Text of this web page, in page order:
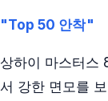
"Top 50 안착"
상하이 마스터스
서 강한 면모를